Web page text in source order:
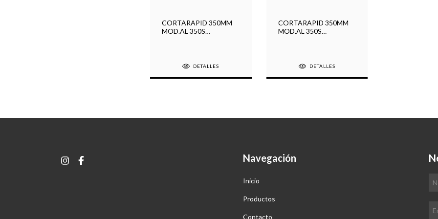
CORTARAPID 350MM
MOD.AL 350S
DETALLES
CORTARAPID 350MM
MOD.AL 350S
DETALLES
Navegación
Inicio
Productos
Contacto